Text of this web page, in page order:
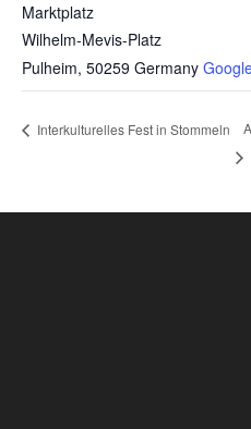
Marktplatz
Wilhelm-Mevis-Platz
Pulheim, 50259 Germany
Interkulturelles Fest in Stommeln